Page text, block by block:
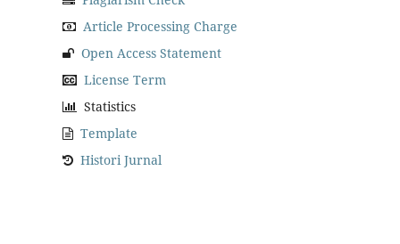
Article Processing Charge
Open Access Statement
License Term
Statistics
Template
Histori Jurnal